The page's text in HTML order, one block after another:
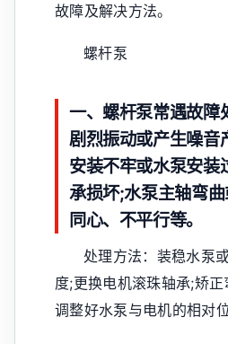
故障及解决方法。
螺杆泵
一、螺杆泵常遇故障
剧烈振动或产生噪音
安装不牢或水泵安装
承损坏;水泵主轴弯
同心、不平行等。
处理方法：装稳水泵
度;更换电机滚珠轴承;矫
调整好水泵与电机的相对位